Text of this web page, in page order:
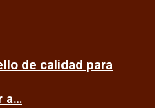
de calidad para
a…